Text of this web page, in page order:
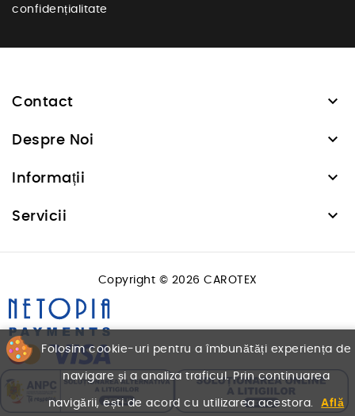
confidențialitate
Contact 
Despre Noi 
Informații 
Servicii 
Folosim cookie-uri pentru a îmbunătăți experiența de
navigare și a analiza traficul. Prin continuarea
navigării, ești de acord cu utilizarea acestora. Află
Copyright © 2026 CAROTEX